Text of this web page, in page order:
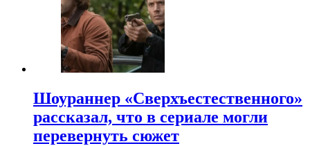
Шоураннер «Сверхъестественного»
рассказал, что в сериале могли
перевернуть сюжет